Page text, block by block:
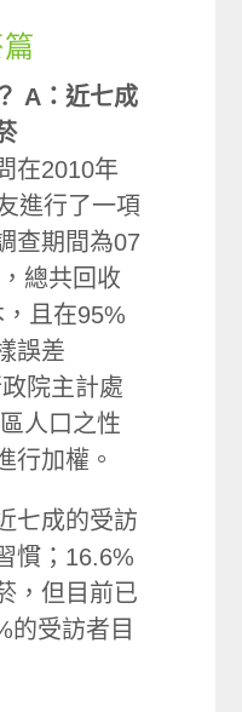
A：近七成
在2010年
進行了一項
查期間為07
總共回收
且在95%
誤差
院主計處
人口之性
行加權。
七成的受訪
慣；16.6%
，但目前已
的受訪者目